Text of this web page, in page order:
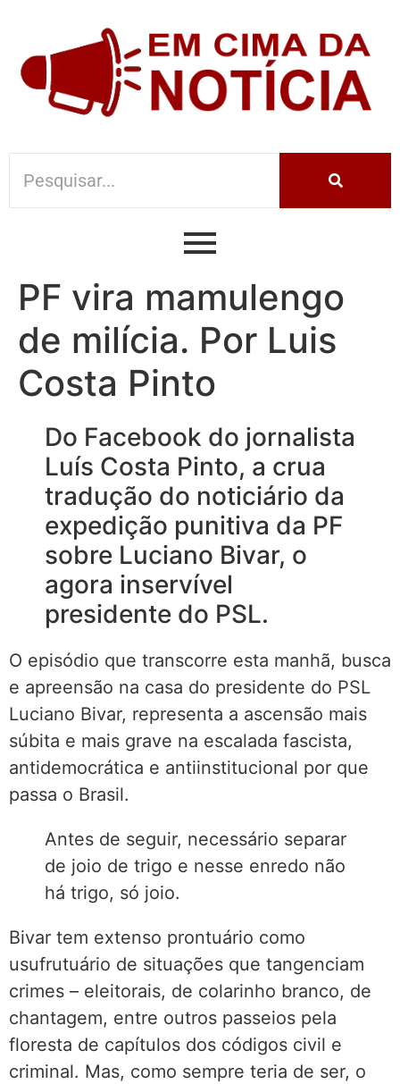
PF vira mamulengo
de milícia. Por Luis
Costa Pinto
Do Facebook do jornalista
Luís Costa Pinto, a crua
tradução do noticiário da
expedição punitiva da PF
sobre Luciano Bivar, o
agora inservível
presidente do PSL.
O episódio que transcorre esta manhã, busca
e apreensão na casa do presidente do PSL
Luciano Bivar, representa a ascensão mais
súbita e mais grave na escalada fascista,
antidemocrática e antiinstitucional por que
passa o Brasil.
Antes de seguir, necessário separar
de joio de trigo e nesse enredo não
há trigo, só joio.
Bivar tem extenso prontuário como
usufrutuário de situações que tangenciam
crimes – eleitorais, de colarinho branco, de
chantagem, entre outros passeios pela
floresta de capítulos dos códigos civil e
criminal. Mas, como sempre teria de ser, o